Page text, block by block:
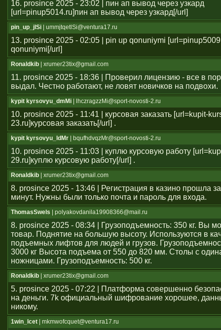
16. prosince 2025 - 23:02 | пин ап вывод через узкард
[url=pinup5014.ru]пин ап вывод через узкард[/url]
pin_up_jlSi | ummjtqetlSi@ventura17.ru
13. prosince 2025 - 02:05 | pin up qonuniymi
qonuniymi[/url]
Ronaldkib | xrumer23tix@gmail.com
11. prosince 2025 - 18:36 | Проверил лицензию - все в
выдал. Честно работают, не ловят новичков на подвохи.
kypit kyrsovyu_dmMi | lhczragzzMi@sport-novosti-2.ru
10. prosince 2025 - 11:41 | курсовая заказать [url=kupit-
23.ru]курсовая заказать[/url] .
kypit kyrsovyu_ldMr | bqufhdvqzMr@sport-novosti-2.ru
10. prosince 2025 - 11:03 | куплю курсовую работу
29.ru]куплю курсовую работу[/url] .
Ronaldkib | xrumer23tix@gmail.com
8. prosince 2025 - 13:46 | Регистрация в казино прошла
минут. Нужны были только почта и пароль для входа.
ThomasSwels | polyakovdanila19908366@mail.ru
8. prosince 2025 - 08:34 | Грузоподъемность: 350 кг. Вы
товар. Поднятие на большую высоту. Используются в
подъемных лифтов для людей и грузов.
3000 кг Высота подъема от 550 до 820 мм. Столы с
ножницами. Грузоподъемность: 500 кг.
Ronaldkib | xrumer23tix@gmail.com
5. prosince 2025 - 07:22 | Платформа совершенно
на деньги. 7k официальный шифрование хорошее,
никому.
1win_lcet | mkmwofcquet@ventura17.ru